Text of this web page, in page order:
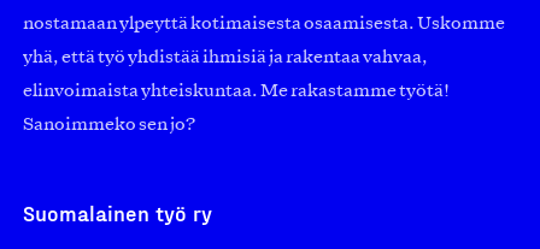
nostamaan ylpeyttä kotimaisesta osaamisesta. Uskomme
yhä, että työ yhdistää ihmisiä ja rakentaa vahvaa,
elinvoimaista yhteiskuntaa. Me rakastamme työtä!
Sanoimmeko sen jo?
Suomalainen työ ry